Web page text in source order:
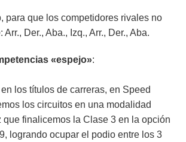
para que los competidores rivales no
Der., Aba., Izq., Arr., Der., Aba.
«espejo»:
los títulos de carreras, en Speed
los circuitos en una modalidad
que finalicemos la Clase 3 en la opción
logrando ocupar el podio entre los 3